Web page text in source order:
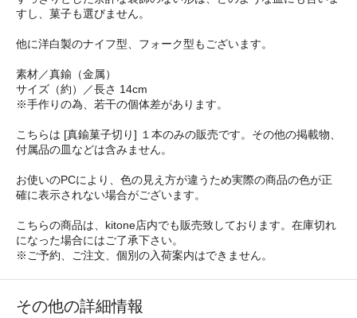
すし、菓子も選びません。
他に洋白製のナイフ型、フォーク型もございます。
素材／真鍮（金属）
サイズ（約）／長さ 14cm
※手作りの為、若干の個体差があります。
こちらは [真鍮菓子切り] １本のみの販売です。その他の掲載物、
付属品の皿などは含みません。
お使いのPCにより、色の見え方が違うため実際の商品の色が正
確に表示されない場合がございます。
こちらの商品は、kitone店内でも販売致しております。在庫切れ
になった場合にはご了承下さい。
※ご予約、ご注文、個別の入荷案内はできません。
その他の詳細情報